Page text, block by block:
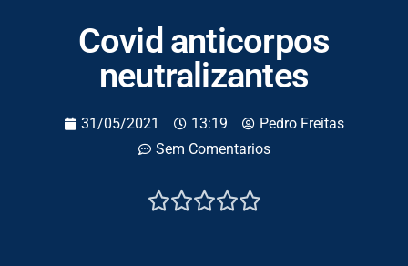
Covid anticorpos
neutralizantes
31/05/2021 13:19
Pedro Freitas
Sem Comentarios
